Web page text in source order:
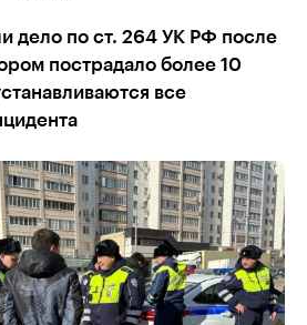
дело по ст. 264 УК РФ после
пострадало более 10
все